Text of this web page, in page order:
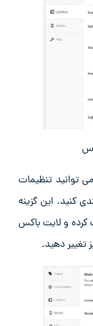
‌توانید تنظیمات
کنید. این گزینه
کرده و لایت باکس
تغییر دهید.